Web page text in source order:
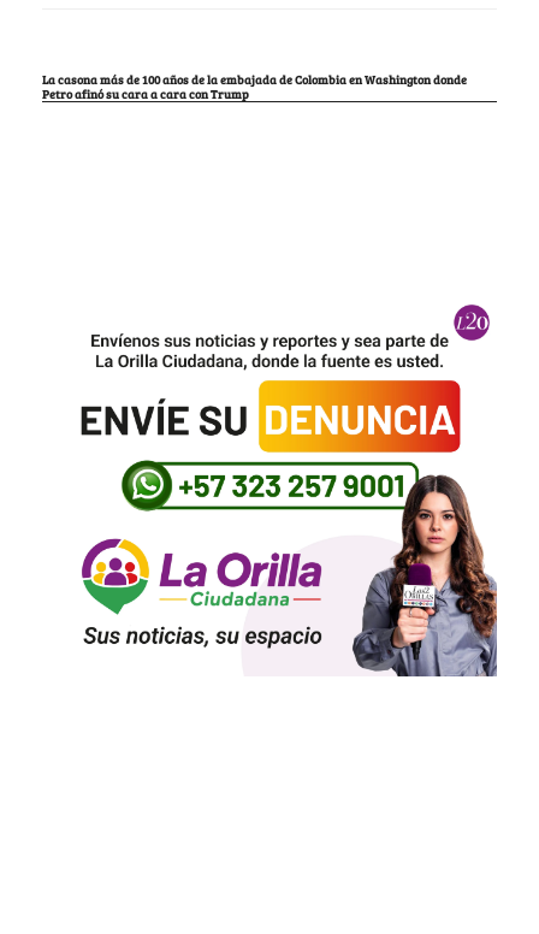
La casona más de 100 años de la embajada de Colombia en Washington donde
Petro afinó su cara a cara con Trump